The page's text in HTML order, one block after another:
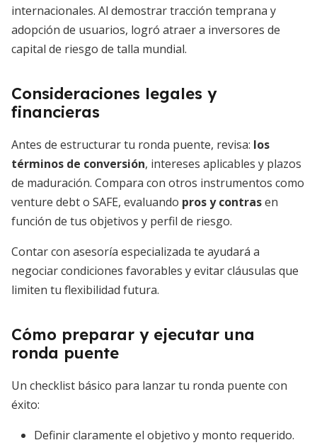
internacionales. Al demostrar tracción temprana y
adopción de usuarios, logró atraer a inversores de
capital de riesgo de talla mundial.
Consideraciones legales y
financieras
Antes de estructurar tu ronda puente, revisa: los
términos de conversión, intereses aplicables y plazos
de maduración. Compara con otros instrumentos como
venture debt o SAFE, evaluando pros y contrasen
función de tus objetivos y perfil de riesgo.
Contar con asesoría especializada te ayudará a
negociar condiciones favorables y evitar cláusulas que
limiten tu flexibilidad futura.
Cómo preparar y ejecutar una
ronda puente
Un checklist básico para lanzar tu ronda puente con
éxito:
Definir claramente el objetivo y monto requerido.